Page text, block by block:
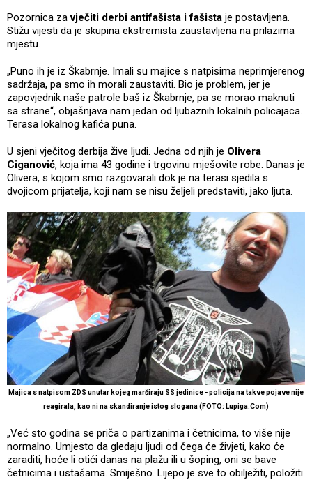
Pozornica zavječiti derbi antifašista i fašista je postavljena.
Stižu vijesti da je skupina ekstremista zaustavljena na prilazima
mjestu.
„Puno ih je iz Škabrnje. Imali su majice s natpisima neprimjerenog
sadržaja, pa smo ih morali zaustaviti. Bio je problem, jer je
zapovjednik naše patrole baš iz Škabrnje, pa se morao maknuti
sa strane“, objašnjava nam jedan od ljubaznih lokalnih policajaca.
Terasa lokalnog kafića puna.
U sjeni vječitog derbija žive ljudi. Jedna od njih je Olivera
Ciganović, koja ima 43 godine i trgovinu mješovite robe. Danas je
Olivera, s kojom smo razgovarali dok je na terasi sjedila s
dvojicom prijatelja, koji nam se nisu željeli predstaviti, jako ljuta.
Majica s natpisom ZDS unutar kojeg marširaju SS jedinice - policija na takve pojave nije
reagirala, kao ni na skandiranje istog slogana (FOTO: Lupiga.Com)
„Već sto godina se priča o partizanima i četnicima, to više nije
normalno. Umjesto da gledaju ljudi od čega će živjeti, kako će
zaraditi, hoće li otići danas na plažu ili u šoping, oni se bave
četnicima i ustašama. Smiješno. Lijepo je sve to obilježiti, položiti